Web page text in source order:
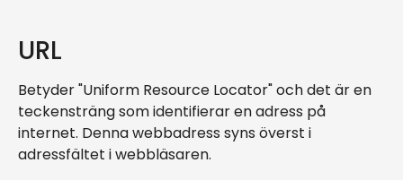
URL
Betyder "Uniform Resource Locator" och det är en
teckensträng som identifierar en adress på
internet. Denna webbadress syns överst i
adressfältet i webbläsaren.